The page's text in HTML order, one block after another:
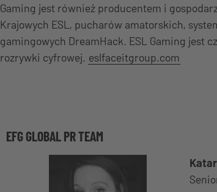
Gaming jest również producentem i
Krajowych ESL, pucharów amatorskich,
gamingowych DreamHack. ESL Gaming jest
rozrywki cyfrowej. eslfaceitgroup.com
EFG GLOBAL PR TEAM